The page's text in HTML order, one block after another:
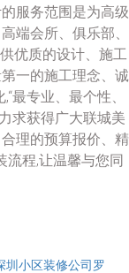
服务范围是为高级
端会所、俱乐部、
优质的设计、施工
一的施工理念、诚
最专业、最个性、
求获得广大联城美
理的预算报价、精
流程,让温馨与您同
圳小区装修公司罗